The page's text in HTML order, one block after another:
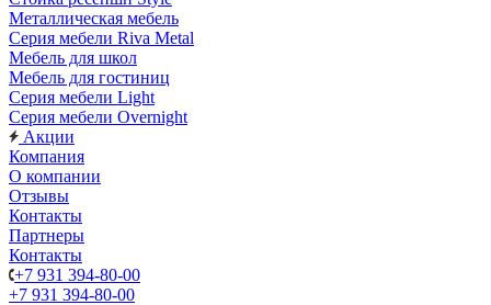
Металлическая мебель
Серия мебели Riva Metal
Мебель для школ
Мебель для гостиниц
Серия мебели Light
Серия мебели Overnight
Акции
Компания
О компании
Отзывы
Контакты
Партнеры
Контакты
+7 931 394-80-00
+7 931 394-80-00